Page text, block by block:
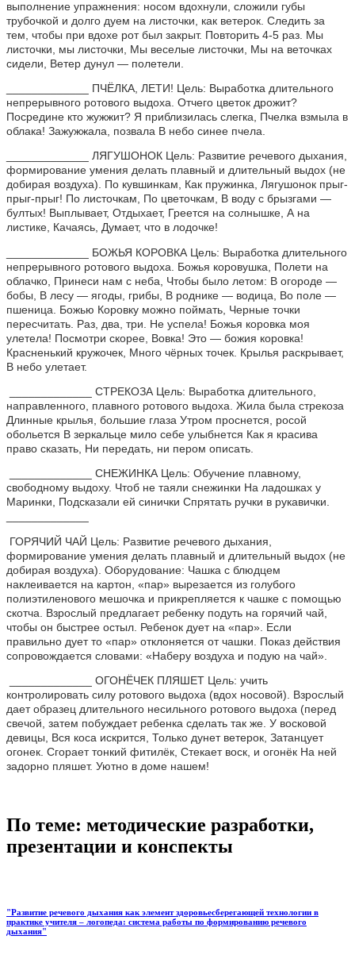
выполнение упражнения: носом вдохнули, сложили губы
трубочкой и долго дуем на листочки, как ветерок. Следить за
тем, чтобы при вдохе рот был закрыт. Повторить 4-5 раз. Мы
листочки, мы листочки, Мы веселые листочки, Мы на веточках
сидели, Ветер дунул — полетели.
_____________ ПЧЁЛКА, ЛЕТИ! Цель: Выработка длительного
непрерывного ротового выдоха. Отчего цветок дрожит?
Посредине кто жужжит? Я приблизилась слегка, Пчелка взмыла в
облака! Зажужжала, позвала В небо синее пчела.
_____________ ЛЯГУШОНОК Цель: Развитие речевого дыхания,
формирование умения делать плавный и длительный выдох (не
добирая воздуха). По кувшинкам, Как пружинка, Лягушонок прыг-
прыг-прыг! По листочкам, По цветочкам, В воду с брызгами —
бултых! Выплывает, Отдыхает, Греется на солнышке, А на
листике, Качаясь, Думает, что в лодочке!
_____________ БОЖЬЯ КОРОВКА Цель: Выработка длительного
непрерывного ротового выдоха. Божья коровушка, Полети на
облачко, Принеси нам с неба, Чтобы было летом: В огороде —
бобы, В лесу — ягоды, грибы, В роднике — водица, Во поле —
пшеница. Божью Коровку можно поймать, Черные точки
пересчитать. Раз, два, три. Не успела! Божья коровка моя
улетела! Посмотри скорее, Вовка! Это — божия коровка!
Красненький кружочек, Много чёрных точек. Крылья раскрывает,
В небо улетает.
_____________ СТРЕКОЗА Цель: Выработка длительного,
направленного, плавного ротового выдоха. Жила была стрекоза
Длинные крылья, большие глаза Утром проснется, росой
обольется В зеркальце мило себе улыбнется Как я красива
право сказать, Ни передать, ни пером описать.
_____________ СНЕЖИНКА Цель: Обучение плавному,
свободному выдоху. Чтоб не таяли снежинки На ладошках у
Маринки, Подсказали ей синички Спрятать ручки в рукавички.
ГОРЯЧИЙ ЧАЙ Цель: Развитие речевого дыхания,
формирование умения делать плавный и длительный выдох (не
добирая воздуха). Оборудование: Чашка с блюдцем
наклеивается на картон, «пар» вырезается из голубого
полиэтиленового мешочка и прикрепляется к чашке с помощью
скотча. Взрослый предлагает ребенку подуть на горячий чай,
чтобы он быстрее остыл. Ребенок дует на «пар». Если
правильно дует то «пар» отклоняется от чашки. Показ действия
сопровождается словами: «Наберу воздуха и подую на чай».
_____________ ОГОНЁЧЕК ПЛЯШЕТ Цель: учить
контролировать силу ротового выдоха (вдох носовой). Взрослый
дает образец длительного несильного ротового выдоха (перед
свечой, затем побуждает ребенка сделать так же. У восковой
девицы, Вся коса искрится, Только дунет ветерок, Затанцует
огонек. Сгорает тонкий фитилёк, Стекает воск, и огонёк На ней
задорно пляшет. Уютно в доме нашем!
По теме: методические разработки,
презентации и конспекты
"Развитие речевого дыхания как элемент здоровьесберегающей технологии в
практике учителя – логопеда: система работы по формированию речевого
дыхания"